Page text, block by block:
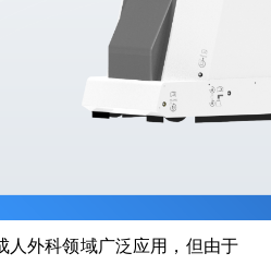
人外科领域广泛应用，但由于